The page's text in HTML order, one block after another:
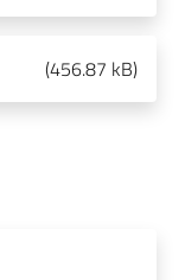
(456.87 kB)